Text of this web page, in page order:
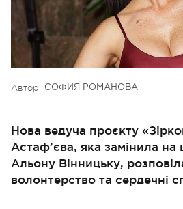
Автор: СОФИЯ РОМАНОВА
Нова ведуча проєкту
Астаф’єва, яка замінила на
Альону Вінницьку,
волонтерство та сердечні